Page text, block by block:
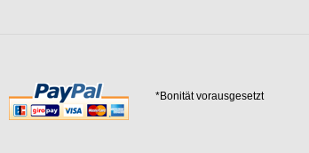
*Bonität vorausgesetzt